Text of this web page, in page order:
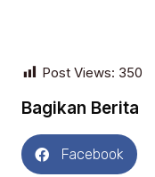
Post Views: 350
Bagikan Berita
Facebook